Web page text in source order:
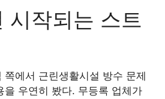
시작되는 스트
쪽에서 근린생활시설 방수 문제
을 우연히 봤다. 무등록 업체가